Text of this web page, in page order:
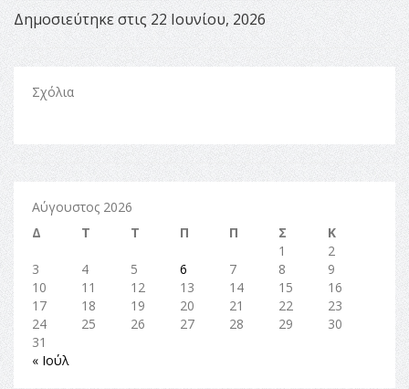
Δημοσιεύτηκε στις 22 Ιουνίου, 2026
Σχόλια
Αύγουστος 2026
Δ
Τ Τ Π Π Σ
Κ
1
2
3
4 5 6 7 8
9
10
11 12 13 14 15
16
17
18 19 20 21 22
23
24
25 26 27 28 29
30
31
« Ιούλ